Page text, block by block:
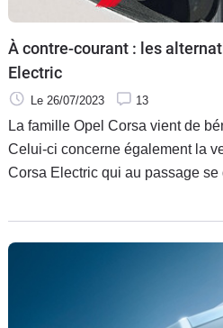
À contre-courant : les
Electric
Le 26/07/2023 13
La famille Opel Corsa vient de
Celui-ci concerne également la
Corsa Electric qui au passage se
autonomie « WLTP » plus
326 km. Est-ce suffisant pour
sans trop avoir besoin de
pourquoi avant d’investir dans
156 ch, n’est-il pas préférable